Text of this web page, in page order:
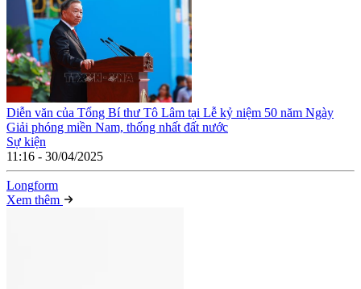
Diễn văn của Tổng Bí thư Tô Lâm tại Lễ kỷ niệm 50 năm Ngày
Giải phóng miền Nam, thống nhất đất nước
Sự kiện
11:16 - 30/04/2025
Longform
Xem thêm